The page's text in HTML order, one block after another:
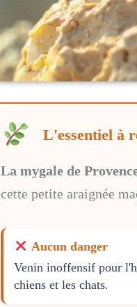
L'essentiel à
La mygale de
cette petite araignée
Aucun danger
Venin inoffensif pour
chiens et les chats.